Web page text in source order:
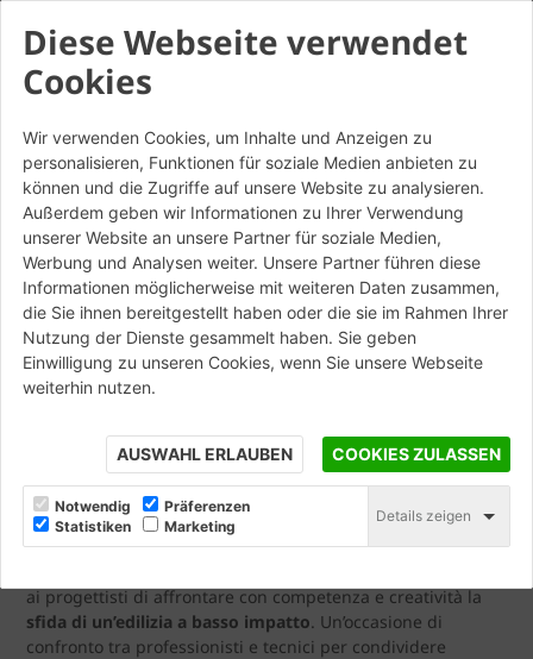
Diese Webseite verwendet
Cookies
Wir verwenden Cookies, um Inhalte und Anzeigen zu
personalisieren, Funktionen für soziale Medien anbieten zu
können und die Zugriffe auf unsere Website zu analysieren.
Außerdem geben wir Informationen zu Ihrer Verwendung
unserer Website an unsere Partner für soziale Medien,
Werbung und Analysen weiter. Unsere Partner führen diese
Informationen möglicherweise mit weiteren Daten zusammen,
die Sie ihnen bereitgestellt haben oder die sie im Rahmen Ihrer
Nutzung der Dienste gesammelt haben. Sie geben
Einwilligung zu unseren Cookies, wenn Sie unsere Webseite
weiterhin nutzen.
AUSWAHL ERLAUBEN COOKIES ZULASSEN
Notwendig
Präferenzen
Statistiken
Marketing
Details zeigen
Assaggi di Architettura -
Architettura al CENTRO
Cantina Colli della Murgia - Gravina in Puglia
(Bari)
11 novembre 2025, dalle 14:30 alle 18:30
Martedì 11 Novembre dalle 14:30 alle 18:30
in Puglia (Bari)l'evento gratuito organizzato da
dedicato agli approcci progettuali consapevoli e
sostenibili nell'architettura moderna.
L’iniziativa offre l’opportunità di conoscere da vicinonuove
ai progettisti di affrontare con competenza e creatività la
sfida di un’edilizia a basso impatto. Un’occasione di
confronto tra professionisti e tecnici per condividere